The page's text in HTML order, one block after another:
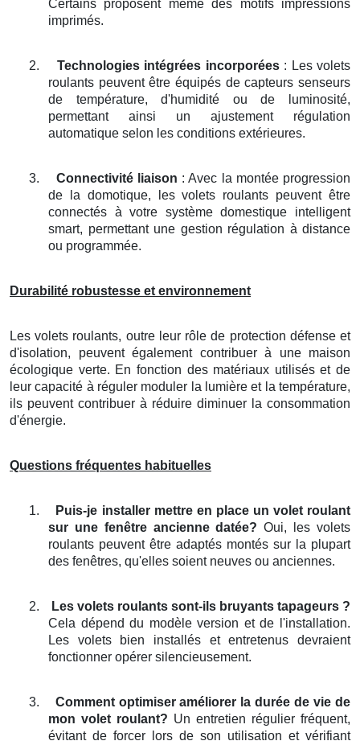
Certains proposent même des motifs impressions
imprimés.
2. Technologies intégrées incorporées: Les volets
roulants peuvent être équipés de capteurs senseurs
de température, d'humidité ou de luminosité,
permettant ainsi un ajustement régulation
automatique selon les conditions extérieures.
3. Connectivité liaison : Avec la montée progression
de la domotique, les volets roulants peuvent être
connectés à votre système domestique intelligent
smart, permettant une gestion régulation à distance
ou programmée.
Durabilité robustesse et environnement
Les volets roulants, outre leur rôle de protection défense et
d'isolation, peuvent également contribuer à une maison
écologique verte. En fonction des matériaux utilisés et de
leur capacité à réguler moduler la lumière et la température,
ils peuvent contribuer à réduire diminuer la consommation
d'énergie.
Questions fréquentes habituelles
1.
Puis-je installer mettre en place un volet roulant
sur une fenêtre ancienne datée? Oui, les volets
roulants peuvent être adaptés montés sur la plupart
des fenêtres, qu'elles soient neuves ou anciennes.
2.
Les volets roulants sont-ils bruyants tapageurs ?
Cela dépend du modèle version et de l'installation.
Les volets bien installés et entretenus devraient
fonctionner opérer silencieusement.
3.
Comment optimiser améliorer la durée de vie de
mon volet roulant? Un entretien régulier fréquent,
évitant de forcer lors de son utilisation et vérifiant